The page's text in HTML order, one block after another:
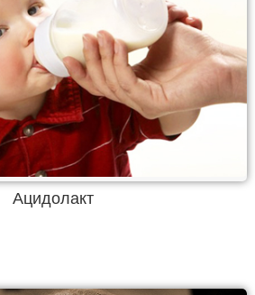
Ацидолакт